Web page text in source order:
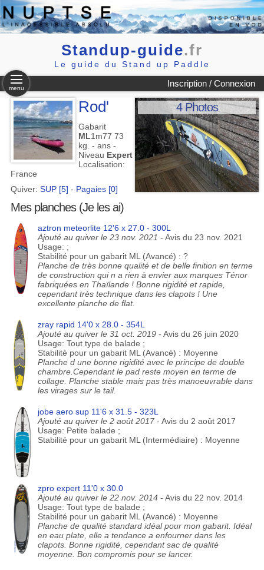
Standup-guide.fr
Le guide du Stand up Paddle
Inscription / Connexion
menu
4 Photos
Rod'
Gabarit
ML1m77 73
kg. - ans -
Niveau Expert
Localisation:
France
Quiver: SUP [5] - Pagaies [0]
Mes planches (Je les ai)
aztron meteorlite 12'6 x 27.0 - 300L
Ajouté au quiver le 23 nov. 2021 - Avis du 23 nov. 2021
Usage: ;
Stabilité pour un gabarit ML (Avancé) : ?
Planche de très bonne qualité et de belle finition en terme
de construction qui n a rien à envier aux marques Ténor
fabriquées en Thaïlande ! Bonne rigidité et rapide,
cependant très technique dans les clapots ! Une
excellente planche de flat.
zray rapid 14'0 x 28.0 - 354L
Ajouté au quiver le 31 oct. 2019 - Avis du 26 juin 2020
Usage: Tout type de balade ;
Stabilité pour un gabarit ML (Avancé) : Moyenne
Planche d une bonne rigidité avec le principe de double
chambre.Cependant le pad reste moyen en terme de
collage. Planche stable mais pas très manoeuvrable dans
les virages sur le tail.
jobe aero sup 11'6 x 31.5 - 323L
Ajouté au quiver le 2 août 2017 - Avis du 2 août 2017
Usage: Petite balade ;
Stabilité pour un gabarit ML (Intermédiaire) : Moyenne
zpro expert 11'0 x 30.0
Ajouté au quiver le 22 nov. 2014 - Avis du 22 nov. 2014
Usage: Tout type de balade ;
Stabilité pour un gabarit ML (Avancé) : Moyenne
Planche de qualité standard idéal pour mon gabarit. Idéal
en eau plate, elle a tendance a enfourner dans les
clapots. Bonne rigidité, cependant sac de qualité
moyenne. Bon compromis pour se lancer.